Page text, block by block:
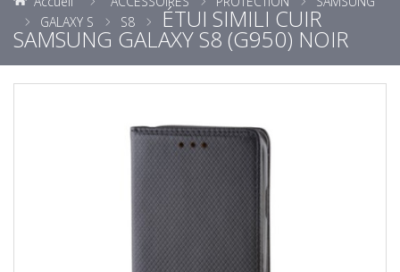
GALAXY S
S8 ÉTUI SIMILI CUIR
SAMSUNG GALAXY S8 (G950) NOIR